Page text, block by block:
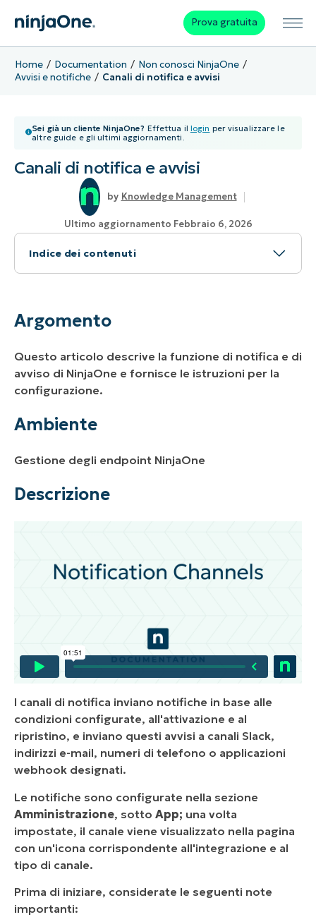
Prova gratuita
Home Documentation
Non conosci NinjaOne
Avvisi e notifiche
Canali di notifica e avvisi
Sei già un cliente NinjaOne? Effettua il login per visualizzare le
altre guide e gli ultimi aggiornamenti.
Canali di notifica e avvisi
Knowledge Management
Ultimo aggiornamento Febbraio 6, 2026
Indice dei contenuti
Argomento
Indice
Risorse aggiuntive
Argomento
Questo articolo descrive la funzione di notifica e di
avviso di NinjaOne e fornisce le istruzioni per la
configurazione.
Ambiente
Gestione degli endpoint NinjaOne
Descrizione
I canali di notifica inviano notifiche in base alle
condizioni configurate, all'attivazione e al
ripristino, e inviano questi avvisi a canali Slack,
indirizzi e-mail, numeri di telefono o applicazioni
webhook designati.
Le notifiche sono configurate nella sezione
Amministrazione, sotto App; una volta
impostate, il canale viene visualizzato nella pagina
con un'icona corrispondente all'integrazione e al
tipo di canale.
Prima di iniziare, considerate le seguenti note
importanti: